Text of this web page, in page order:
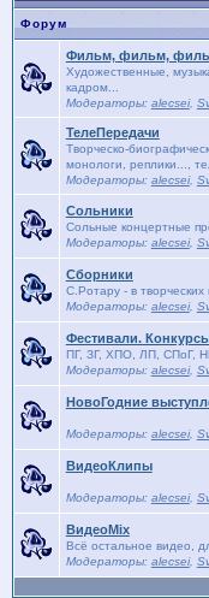
Форум
Фильм, фильм,
Художественные,
кадром...
Модераторы: alecsei,
ТелеПередачи
Творческо-
монологи, реплики...,
Модераторы: alecsei,
Сольники
Сольные концертные
Модераторы: alecsei,
Сборники
С.Ротару - в
Модераторы: alecsei,
Фестивали.
ПГ, ЗГ, ХПО, ЛП, СПоГ,
Модераторы: alecsei,
НовоГодние
Модераторы: alecsei,
ВидеоКлипы
Модераторы: alecsei,
ВидеоMix
Всё остальное видео,
Модераторы: alecsei,